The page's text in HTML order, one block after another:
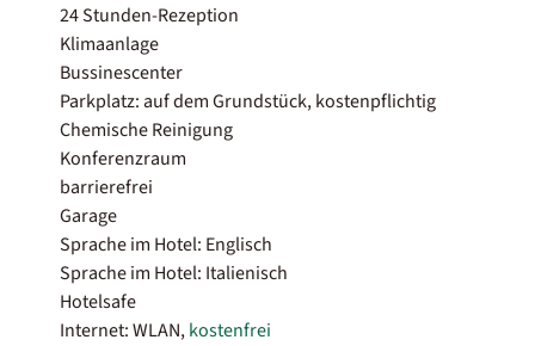
24 Stunden-Rezeption
Klimaanlage
Bussinescenter
Parkplatz: auf dem Grundstück, kostenpflichtig
Chemische Reinigung
Konferenzraum
barrierefrei
Garage
Sprache im Hotel: Englisch
Sprache im Hotel: Italienisch
Hotelsafe
Internet: WLAN,kostenfrei